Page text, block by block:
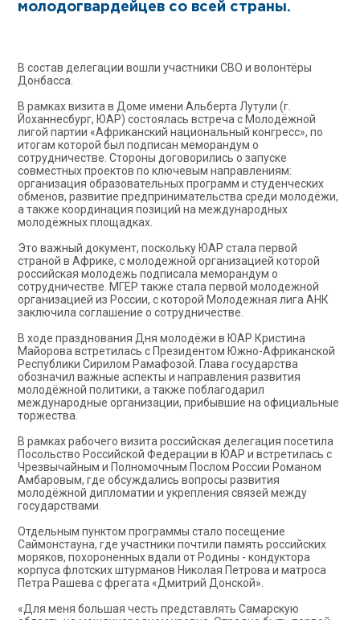
молодогвардейцев со всей страны.
В состав делегации вошли участники СВО и волонтёры
Донбасса.
В рамках визита в Доме имени Альберта Лутули (г.
Йоханнесбург, ЮАР) состоялась встреча с Молодёжной
лигой партии «Африканский национальный конгресс», по
итогам которой был подписан меморандум о
сотрудничестве. Стороны договорились о запуске
совместных проектов по ключевым направлениям:
организация образовательных программ и студенческих
обменов, развитие предпринимательства среди молодёжи,
а также координация позиций на международных
молодёжных площадках.
Это важный документ, поскольку ЮАР стала первой
страной в Африке, с молодежной организацией которой
российская молодежь подписала меморандум о
сотрудничестве. МГЕР также стала первой молодежной
организацией из России, с которой Молодежная лига АНК
заключила соглашение о сотрудничестве.
В ходе празднования Дня молодёжи в ЮАР Кристина
Майорова встретилась с Президентом Южно-Африканской
Республики Сирилом Рамафозой. Глава государства
обозначил важные аспекты и направления развития
молодёжной политики, а также поблагодарил
международные организации, прибывшие на официальные
торжества.
В рамках рабочего визита российская делегация посетила
Посольство Российской Федерации в ЮАР и встретилась с
Чрезвычайным и Полномочным Послом России Романом
Амбаровым, где обсуждались вопросы развития
молодёжной дипломатии и укрепления связей между
государствами.
Отдельным пунктом программы стало посещение
Саймонстауна, где участники почтили память российских
моряков, похороненных вдали от Родины - кондуктора
корпуса флотских штурманов Николая Петрова и матроса
Петра Рашева с фрегата «Дмитрий Донской».
«Для меня большая честь представлять Самарскую